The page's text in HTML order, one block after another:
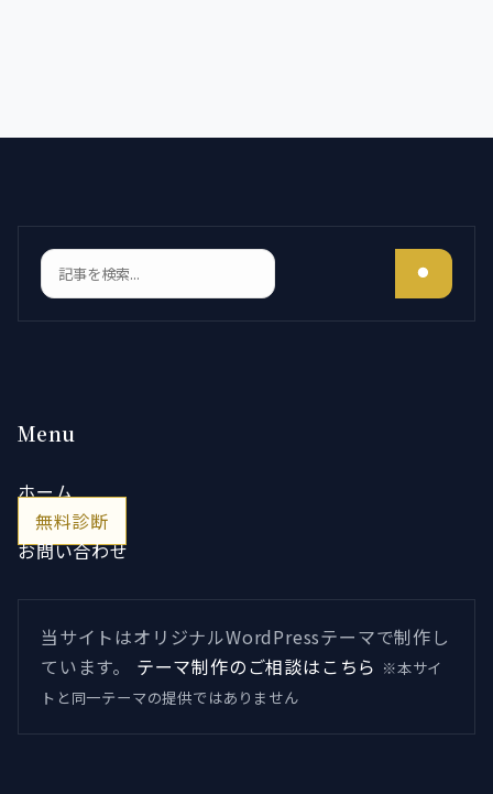
検索
Menu
ホーム
無料診断
お問い合わせ
当サイトはオリジナルWordPressテーマで制作し
ています。
テーマ制作のご相談はこちら ※本サイ
トと同一テーマの提供ではありません